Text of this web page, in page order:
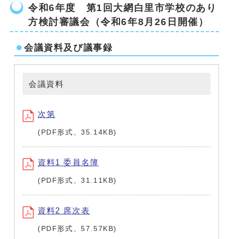
令和6年度 第1回大網白里市学校のあり
方検討審議会（令和6年8月26日開催）
会議資料及び議事録
会議資料
次第
(PDF形式、35.14KB)
資料1 委員名簿
(PDF形式、31.11KB)
資料2 席次表
(PDF形式、57.57KB)